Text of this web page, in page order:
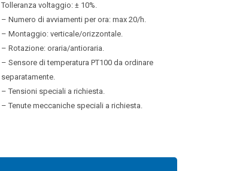
Tolleranza voltaggio: ± 10%.
– Numero di avviamenti per ora: max 20/h.
– Montaggio: verticale/orizzontale.
– Rotazione: oraria/antioraria.
– Sensore di temperatura PT100 da ordinare
separatamente.
– Tensioni speciali a richiesta.
– Tenute meccaniche speciali a richiesta.